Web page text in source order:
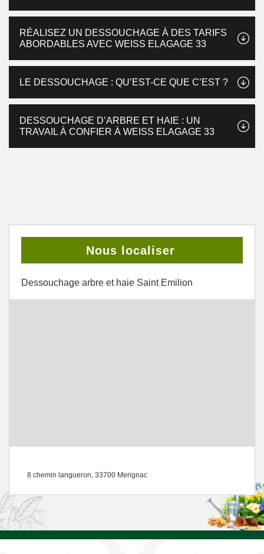
RÉALISEZ UN DESSOUCHAGE À DES TARIFS
ABORDABLES AVEC WEISS ELAGAGE 33
LE DESSOUCHAGE : QU’EST-CE QUE C’EST ?
DESSOUCHAGE D’ARBRE ET HAIE : UN
TRAVAIL À CONFIER À WEISS ELAGAGE 33
Nous localiser
Dessouchage arbre et haie Saint Emilion
8 chemin langueron, 33700 Merignac